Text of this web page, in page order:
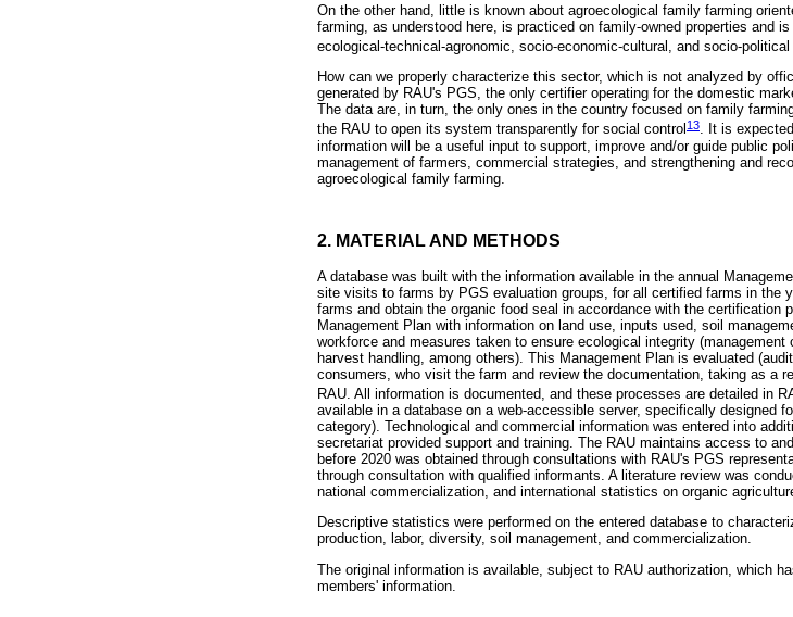
On the other hand, little is known about agroecological family farming
farming, as understood here, is practiced on family-owned properties and
ecological-technical-agronomic, socio-economic-cultural, and socio-
How can we properly characterize this sector, which is not analyzed by
generated by RAU's PGS, the only certifier operating for the domestic
The data are, in turn, the only ones in the country focused on family
the RAU to open its system transparently for social control 13. It is
information will be a useful input to support, improve and/or guide public
management of farmers, commercial strategies, and strengthening and
agroecological family farming.
2. MATERIAL AND METHODS
A database was built with the information available in the annual
site visits to farms by PGS evaluation groups, for all certified farms in the
farms and obtain the organic food seal in accordance with the certification
Management Plan with information on land use, inputs used, soil
workforce and measures taken to ensure ecological integrity
harvest handling, among others). This Management Plan is evaluated
consumers, who visit the farm and review the documentation, taking as a
RAU. All information is documented, and these processes are detailed in
available in a database on a web-accessible server, specifically designed
category). Technological and commercial information was entered into
secretariat provided support and training. The RAU maintains access to
before 2020 was obtained through consultations with RAU's PGS
through consultation with qualified informants. A literature review was
national commercialization, and international statistics on organic
Descriptive statistics were performed on the entered database to
production, labor, diversity, soil management, and commercialization.
The original information is available, subject to RAU authorization, which
members' information.